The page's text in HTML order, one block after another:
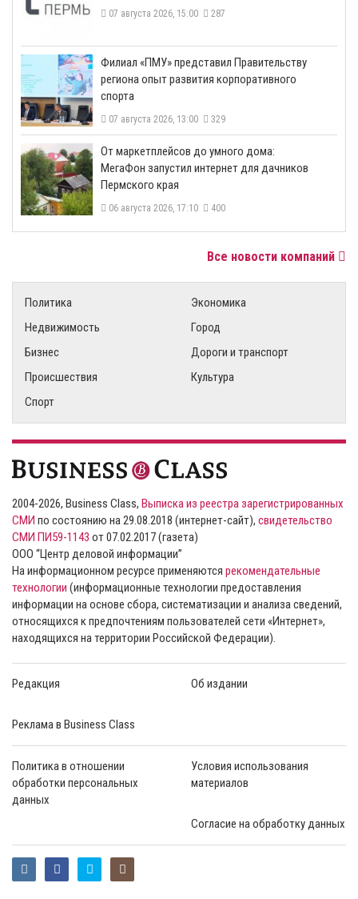
07 августа 2026, 15:00 287
​Филиал «ПМУ» представил Правительству
региона опыт развития корпоративного
спорта
07 августа 2026, 13:00 329
От маркетплейсов до умного дома:
МегаФон запустил интернет для дачников
Пермского края
06 августа 2026, 17:10 400
Все новости компаний
Политика
Экономика
Недвижимость
Город
Бизнес
Дороги и транспорт
Происшествия
Культура
Спорт
2004-2026, Business Class, Выписка из реестра зарегистрированных
СМИ по состоянию на 29.08.2018 (интернет-сайт), свидетельство
СМИ ПИ59-1143 от 07.02.2017 (газета)
ООО “Центр деловой информации”
На информационном ресурсе применяются рекомендательные
технологии (информационные технологии предоставления
информации на основе сбора, систематизации и анализа сведений,
относящихся к предпочтениям пользователей сети «Интернет»,
находящихся на территории Российской Федерации).
Редакция Об издании
Реклама в Business Class
Политика в отношении
обработки персональных
данных
Условия использования
материалов
Согласие на обработку данных